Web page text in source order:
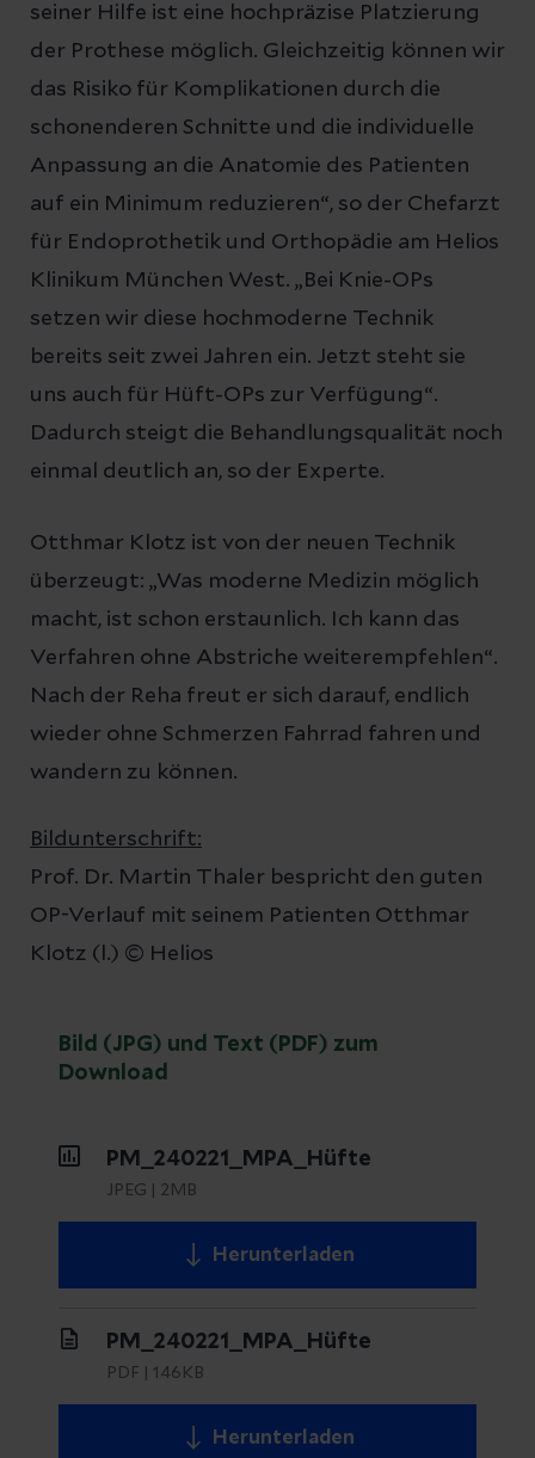
seiner Hilfe ist eine hochpräzise Platzierung
der Prothese möglich. Gleichzeitig können wir
das Risiko für Komplikationen durch die
schonenderen Schnitte und die individuelle
Anpassung an die Anatomie des Patienten
auf ein Minimum reduzieren“, so der Chefarzt
für Endoprothetik und Orthopädie am Helios
Klinikum München West. „Bei Knie-OPs
setzen wir diese hochmoderne Technik
bereits seit zwei Jahren ein. Jetzt steht sie
uns auch für Hüft-OPs zur Verfügung“.
Dadurch steigt die Behandlungsqualität noch
einmal deutlich an, so der Experte.
Otthmar Klotz ist von der neuen Technik
überzeugt: „Was moderne Medizin möglich
macht, ist schon erstaunlich. Ich kann das
Verfahren ohne Abstriche weiterempfehlen“.
Nach der Reha freut er sich darauf, endlich
wieder ohne Schmerzen Fahrrad fahren und
wandern zu können.
Bildunterschrift:
Prof. Dr. Martin Thaler bespricht den guten
OP-Verlauf mit seinem Patienten Otthmar
Klotz (l.) © Helios
Bild (JPG) und Text (PDF) zum
Download
PM_240221_MPA_Hüfte
JPEG 2MB
Herunterladen
PM_240221_MPA_Hüfte
PDF 146KB
Herunterladen